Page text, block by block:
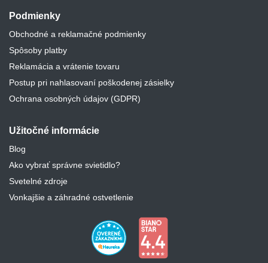
Podmienky
Obchodné a reklamačné podmienky
Spôsoby platby
Reklamácia a vrátenie tovaru
Postup pri nahlasovaní poškodenej zásielky
Ochrana osobných údajov (GDPR)
Užitočné informácie
Blog
Ako vybrať správne svietidlo?
Svetelné zdroje
Vonkajšie a záhradné ostvetlenie